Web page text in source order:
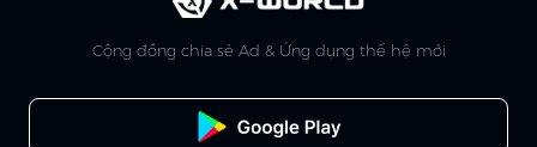
Cộng đồng chia sẻ Ad & Ứng dụng thế hệ mới